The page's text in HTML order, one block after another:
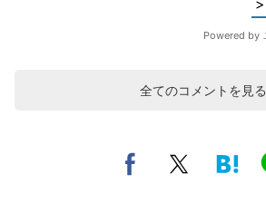
全てのコメントを見る